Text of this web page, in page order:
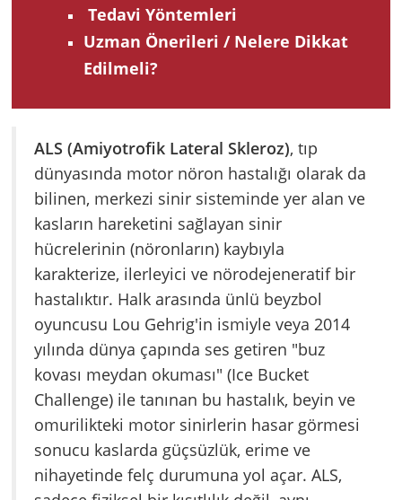
Tedavi Yöntemleri
Uzman Önerileri / Nelere Dikkat
Edilmeli?
ALS (Amiyotrofik Lateral Skleroz), tıp
dünyasında motor nöron hastalığı olarak da
bilinen, merkezi sinir sisteminde yer alan ve
kasların hareketini sağlayan sinir
hücrelerinin (nöronların) kaybıyla
karakterize, ilerleyici ve nörodejeneratif bir
hastalıktır. Halk arasında ünlü beyzbol
oyuncusu Lou Gehrig'in ismiyle veya 2014
yılında dünya çapında ses getiren "buz
kovası meydan okuması" (Ice Bucket
Challenge) ile tanınan bu hastalık, beyin ve
omurilikteki motor sinirlerin hasar görmesi
sonucu kaslarda güçsüzlük, erime ve
nihayetinde felç durumuna yol açar. ALS,